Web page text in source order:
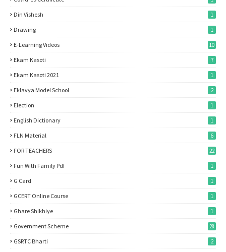
Din Vishesh 1
Drawing 1
E-Learning Videos 10
Ekam Kasoti 7
Ekam Kasoti 2021 1
Eklavya Model School 2
Election 1
English Dictionary 1
FLN Material 6
FOR TEACHERS 22
Fun With Family Pdf 1
G Card 1
GCERT Online Course 1
Ghare Shikhiye 1
Government Scheme 28
GSRTC Bharti 2